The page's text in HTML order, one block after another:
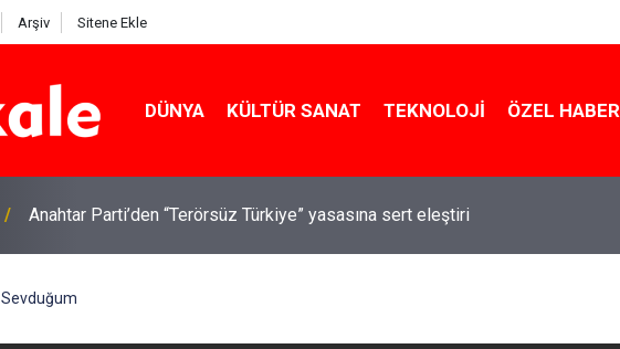
Arşiv Sitene Ekle
DÜNYA KÜLTÜR SANAT TEKNOLOJI ÖZEL HABER
Anahtar Parti’den “Terörsüz Türkiye” yasasına sert eleştiri
Sevduğum